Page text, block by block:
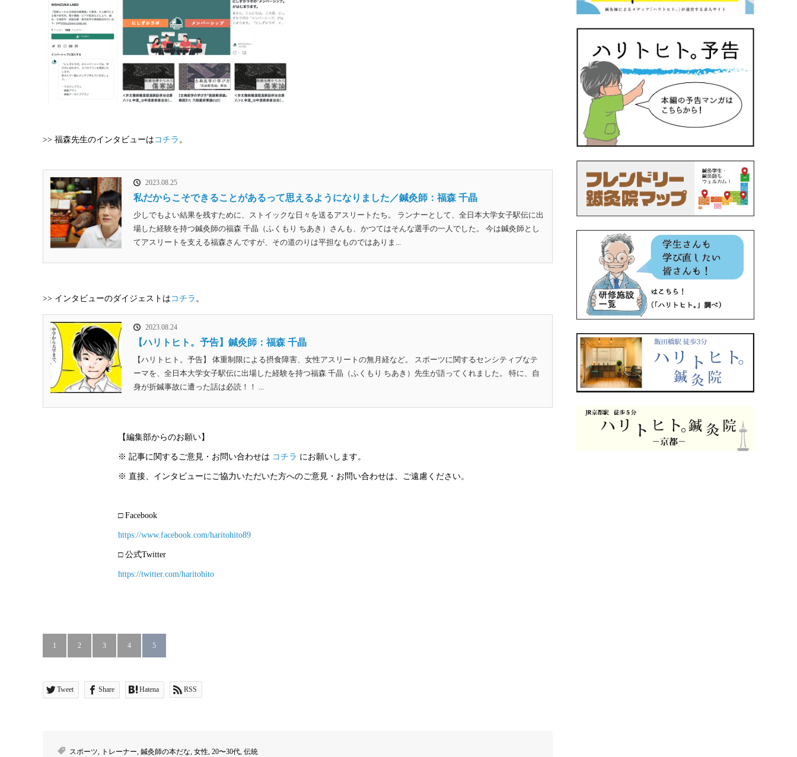
>> 福森先生のインタビューは コチラ 。
2023.08.25
私だからこそできることがあるって思えるようになりました／鍼灸師：福森 千晶
少しでもよい結果を残すために、ストイックな日々を送るアスリートたち。 ランナーとして、全日本大学女子駅伝に出
場した経験を持つ鍼灸師の福森 千晶（ふくもり ちあき）さんも、かつてはそんな選手の一人でした。 今は鍼灸師とし
てアスリートを支える福森さんですが、その道のりは平担なものではありま...
>> インタビューのダイジェストは コチラ 。
2023.08.24
【ハリトヒト。予告】鍼灸師：福森 千晶
【ハリトヒト。予告】 体重制限による摂食障害、女性アスリートの無月経など。 スポーツに関するセンシティブなテ
ーマを、全日本大学女子駅伝に出場した経験を持つ福森 千晶（ふくもり ちあき）先生が語ってくれました。 特に、自
身が折鍼事故に遭った話は必読！！ ...
【編集部からのお願い】
※ 記事に関するご意見・お問い合わせは コチラ にお願いします。
※ 直接、インタビューにご協力いただいた方へのご意見・お問い合わせは、ご遠慮ください。
□ Facebook
https://www.facebook.com/haritohito89
□ 公式Twitter
https://twitter.com/haritohito
1 2 3 4 5
Tweet Share Hatena RSS
スポーツ, トレーナー, 鍼灸師の本だな, 女性, 20〜30代, 伝統